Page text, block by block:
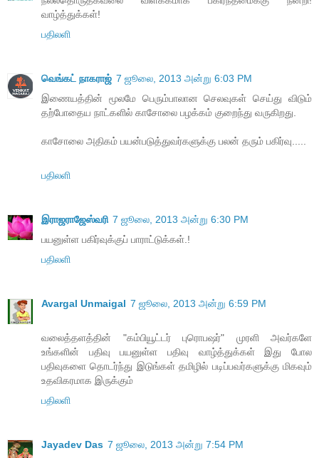
வாழ்த்துக்கள்!
பதிலளி
வெங்கட் நாகராஜ் 7 ஜூலை, 2013 அன்று 6:03 PM
இணையத்தின் மூலமே பெரும்பாலான செலவுகள் செய்து விடும்
தற்போதைய நாட்களில் காசோலை பழக்கம் குறைந்து வருகிறது.
காசோலை அதிகம் பயன்படுத்துவர்களுக்கு பலன் தரும் பகிர்வு.....
பதிலளி
இராஜராஜேஸ்வரி 7 ஜூலை, 2013 அன்று 6:30 PM
பயனுள்ள பகிர்வுக்குப் பாராட்டுக்கள்.!
பதிலளி
Avargal Unmaigal 7 ஜூலை, 2013 அன்று 6:59 PM
வலைத்தளத்தின் "கம்பியூட்டர் புரொபஷர்" முரளி அவர்களே
உங்களின் பதிவு பயனுள்ள பதிவு வாழ்த்துக்கள் இது போல
பதிவுகளை தொடர்ந்து இடுங்கள் தமிழில் படிப்பவர்களுக்கு மிகவும்
உதவிகரமாக இருக்கும்
பதிலளி
Jayadev Das 7 ஜூலை, 2013 அன்று 7:54 PM